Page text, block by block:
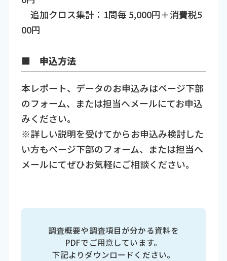
追加クロス集計：1問毎 5,000円＋消費税5
00円
■ 申込方法
本レポート、データのお申込みはページ下部
のフォーム、または担当へメールにてお申込
みください。
※詳しい説明を受けてからお申込み検討した
い方もページ下部のフォーム、または担当へ
メールにてぜひお気軽にご相談ください。
調査概要や調査項目が分かる資料を
PDFでご用意しています。
下記よりダウンロードください。